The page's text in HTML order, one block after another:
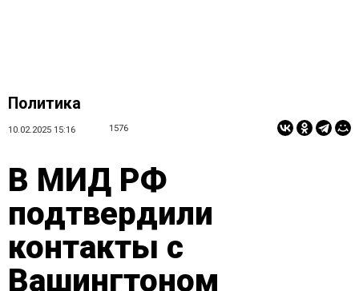
Политика
10.02.2025 15:16 1576
В МИД РФ
подтвердили
контакты с
Вашингтоном